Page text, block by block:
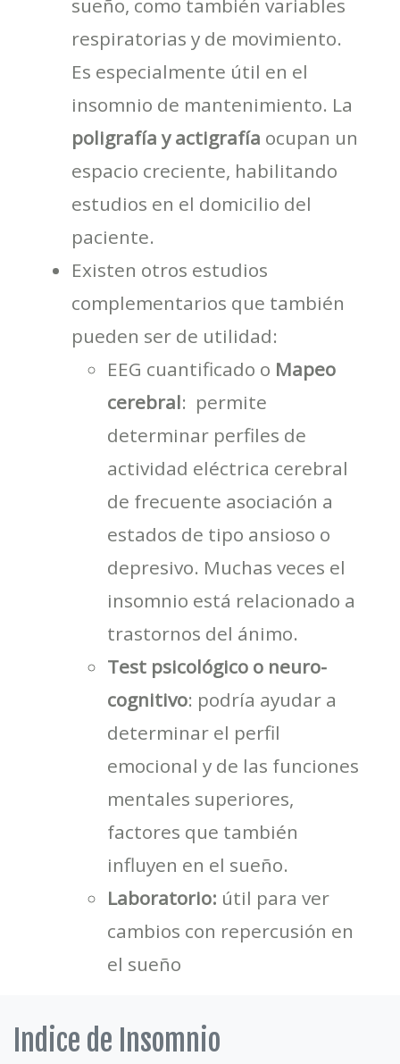
sueño, como también variables
respiratorias y de movimiento.
Es especialmente útil en el
insomnio de mantenimiento. La
poligrafía y actigrafía ocupan un
espacio creciente, habilitando
estudios en el domicilio del
paciente.
Existen otros estudios
complementarios que también
pueden ser de utilidad:
EEG cuantificado o Mapeo
cerebral: permite
determinar perfiles de
actividad eléctrica cerebral
de frecuente asociación a
estados de tipo ansioso o
depresivo. Muchas veces el
insomnio está relacionado a
trastornos del ánimo.
Test psicológico o neuro-
cognitivo: podría ayudar a
determinar el perfil
emocional y de las funciones
mentales superiores,
factores que también
influyen en el sueño.
Laboratorio: útil para ver
cambios con repercusión en
el sueño
Indice de Insomnio